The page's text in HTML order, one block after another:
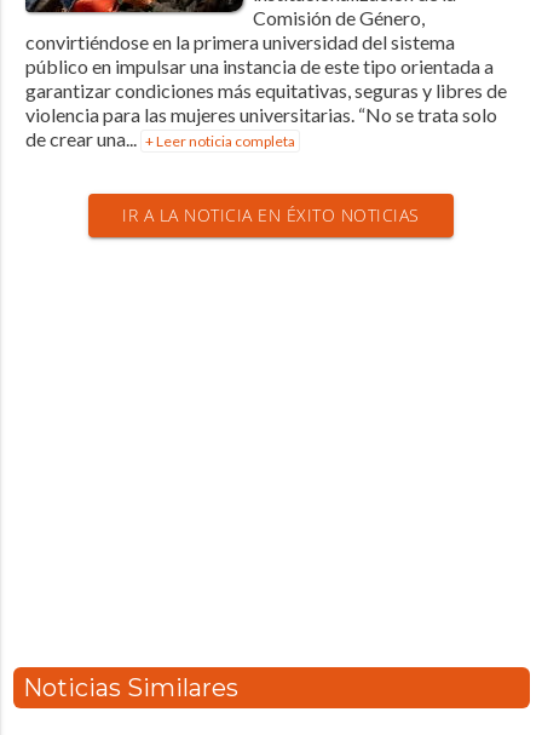
Comisión de Género,
convirtiéndose en la primera universidad del sistema
público en impulsar una instancia de este tipo orientada a
garantizar condiciones más equitativas, seguras y libres de
violencia para las mujeres universitarias. “No se trata solo
de crear una... + Leer noticia completa
IR A LA NOTICIA EN ÉXITO NOTICIAS
Noticias Similares